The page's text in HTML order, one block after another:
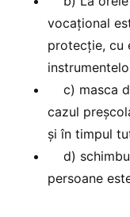
vocaţional
protecţie, cu
c) masca
cazul
şi în timpul
d)
persoane